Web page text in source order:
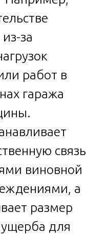
за
работ в
гаража
связь
виновной
а
размер
для